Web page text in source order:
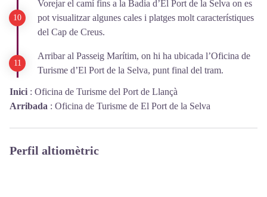
Vorejar el camí fins a la Badia d’El Port de la Selva on es
pot visualitzar algunes cales i platges molt característiques
del Cap de Creus.
Arribar al Passeig Marítim, on hi ha ubicada l’Oficina de
Turisme d’El Port de la Selva, punt final del tram.
Inici : Oficina de Turisme del Port de Llançà
Arribada : Oficina de Turisme de El Port de la Selva
Perfil altiomètric